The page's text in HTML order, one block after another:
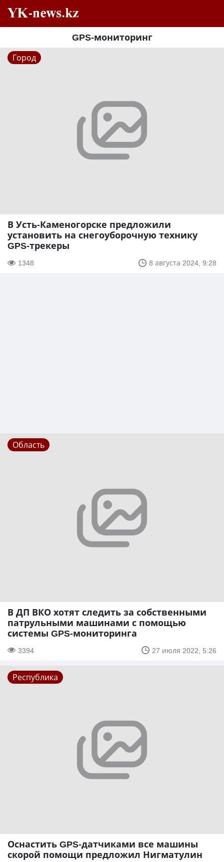
GPS-мониторинг
Город
В Усть-Каменогорске предложили
установить на снегоуборочную технику
GPS-трекеры
1348 8 августа 2024, 9:28
Область
В ДП ВКО хотят следить за собственными
патрульными машинами с помощью
системы GPS-мониторинга
3394 27 июля 2022, 5:26
Республика
Оснастить GPS-датчиками все машины
скорой помощи предложил Нигматулин